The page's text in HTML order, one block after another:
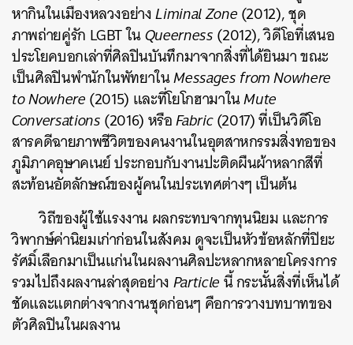
หากินในเมืองหลวงอย่างLiminal Zone(2012), ชุด
ภาพถ่ายคู่รัก LGBT ในQueerness(2012), วิดีโอที่เสนอ
ประโยคบอกเล่าที่ศิลปินบันทึกมาจากสิ่งที่ได้ยินมา ขณะ
เป็นศิลปินพำนักในพัทยาในMessages from Nowhere
to Nowhere(2015) และที่โยโกฮามาในMute
Conversations(2016) หรือFabric(2017) ที่เป็นวิดีโอ
สารคดีฉายภาพชีวิตของคนงานในอุตสาหกรรมสิ่งทอของ
ภูมิภาคอุษาคเนย์ ประกอบกับงานปะติดผืนผ้าหลากสีที่
สะท้อนอัตลักษณ์ของผู้คนในประเทศต่างๆ เป็นต้น
วิถีของผู้ใช้แรงงาน ผลกระทบจากทุนนิยม และการ
วิพากษ์ค่านิยมเก่าก่อนในสังคม ดูจะเป็นหัวข้อหลักที่ปิยะ
รัศมิ์เลือกมาเป็นแก่นในผลงานศิลปะหลากหลายโครงการ
รวมไปถึงผลงานล่าสุดอย่างParticleนี้ กระนั้นสิ่งที่เห็นได้
ชัดและแตกต่างจากงานชุดก่อนๆ คือการวางบทบาทของ
ตัวศิลปินในผลงาน